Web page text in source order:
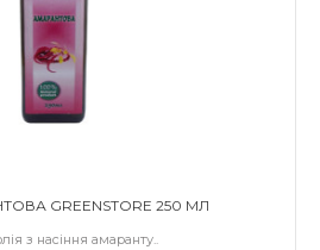
GREENSTORE 250 МЛ
з насіння амаранту..